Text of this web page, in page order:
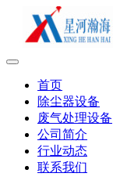
首页
除尘器设备
废气处理设备
公司简介
行业动态
联系我们